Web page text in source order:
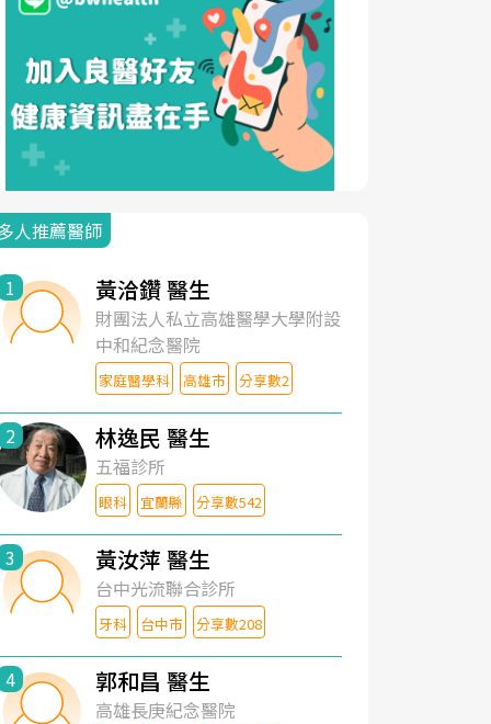
人推薦醫師
1 黃洽鑽 醫生
財團法人私立高雄醫學大學附設
中和紀念醫院
家庭醫學科 高雄市 分享數2
2 林逸民 醫生
五福診所
眼科 宜蘭縣 分享數542
3 黃汝萍 醫生
台中光流聯合診所
牙科 台中市 分享數208
4 郭和昌 醫生
高雄長庚紀念醫院